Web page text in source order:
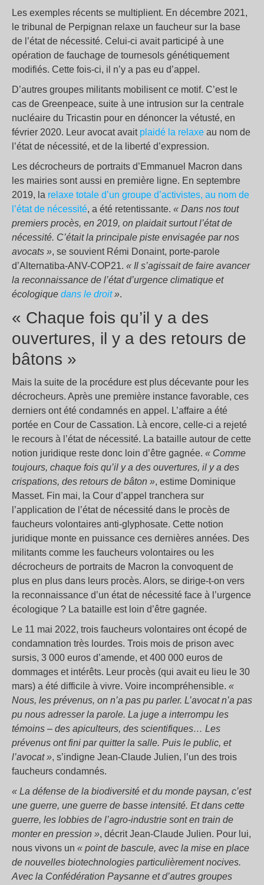
Les exemples récents se multiplient. En décembre 2021,
le tribunal de Perpignan relaxe un faucheur sur la base
de l’état de nécessité. Celui-ci avait participé à une
opération de fauchage de tournesols génétiquement
modifiés. Cette fois-ci, il n’y a pas eu d’appel.
D’autres groupes militants mobilisent ce motif. C’est le
cas de Greenpeace, suite à une intrusion sur la centrale
nucléaire du Tricastin pour en dénoncer la vétusté, en
février 2020. Leur avocat avait plaidé la relaxe au nom de
l’état de nécessité, et de la liberté d’expression.
Les décrocheurs de portraits d’Emmanuel Macron dans
les mairies sont aussi en première ligne. En septembre
2019, la relaxe totale d’un groupe d’activistes, au nom de
l’état de nécessité, a été retentissante. « Dans nos tout
premiers procès, en 2019, on plaidait surtout l’état de
nécessité. C’était la principale piste envisagée par nos
avocats », se souvient Rémi Donaint, porte-parole
d’Alternatiba-ANV-COP21. « Il s’agissait de faire avancer
la reconnaissance de l’état d’urgence climatique et
écologique dans le droit ».
« Chaque fois qu’il y a des
ouvertures, il y a des retours de
bâtons »
Mais la suite de la procédure est plus décevante pour les
décrocheurs. Après une première instance favorable, ces
derniers ont été condamnés en appel. L’affaire a été
portée en Cour de Cassation. Là encore, celle-ci a rejeté
le recours à l’état de nécessité. La bataille autour de cette
notion juridique reste donc loin d’être gagnée. « Comme
toujours, chaque fois qu’il y a des ouvertures, il y a des
crispations, des retours de bâton », estime Dominique
Masset. Fin mai, la Cour d’appel tranchera sur
l’application de l’état de nécessité dans le procès de
faucheurs volontaires anti-glyphosate. Cette notion
juridique monte en puissance ces dernières années. Des
militants comme les faucheurs volontaires ou les
décrocheurs de portraits de Macron la convoquent de
plus en plus dans leurs procès. Alors, se dirige-t-on vers
la reconnaissance d’un état de nécessité face à l’urgence
écologique ? La bataille est loin d’être gagnée.
Le 11 mai 2022, trois faucheurs volontaires ont écopé de
condamnation très lourdes. Trois mois de prison avec
sursis, 3 000 euros d’amende, et 400 000 euros de
dommages et intérêts. Leur procès (qui avait eu lieu le 30
mars) a été difficile à vivre. Voire incompréhensible. «
Nous, les prévenus, on n’a pas pu parler. L’avocat n’a pas
pu nous adresser la parole. La juge a interrompu les
témoins – des apiculteurs, des scientifiques… Les
prévenus ont fini par quitter la salle. Puis le public, et
l’avocat », s’indigne Jean-Claude Julien, l’un des trois
faucheurs condamnés.
« La défense de la biodiversité et du monde paysan, c’est
une guerre, une guerre de basse intensité. Et dans cette
guerre, les lobbies de l’agro-industrie sont en train de
monter en pression », décrit Jean-Claude Julien. Pour lui,
nous vivons un « point de bascule, avec la mise en place
de nouvelles biotechnologies particulièrement nocives.
Avec la Confédération Paysanne et d’autres groupes